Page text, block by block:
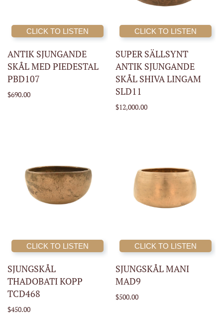
CLICK TO LISTEN
ANTIK SJUNGANDE
SKÅL MED PIEDESTAL
PBD107
$690.00
CLICK TO LISTEN
SUPER SÄLLSYNT
ANTIK SJUNGANDE
SKÅL SHIVA LINGAM
SLD11
$12,000.00
CLICK TO LISTEN
SJUNGSKÅL
THADOBATI KOPP
TCD468
$450.00
CLICK TO LISTEN
SJUNGSKÅL MANI
MAD9
$500.00